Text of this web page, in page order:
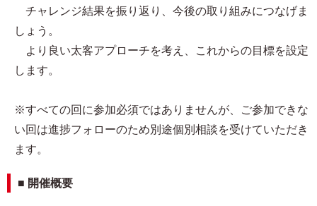
チャレンジ結果を振り返り、今後の取り組みにつなげま
しょう。
より良い太客アプローチを考え、これからの目標を設定
します。
※すべての回に参加必須ではありませんが、ご参加できな
い回は進捗フォローのため別途個別相談を受けていただき
ます。
■ 開催概要